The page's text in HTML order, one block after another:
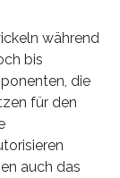
während
bis
die
für den
auch das